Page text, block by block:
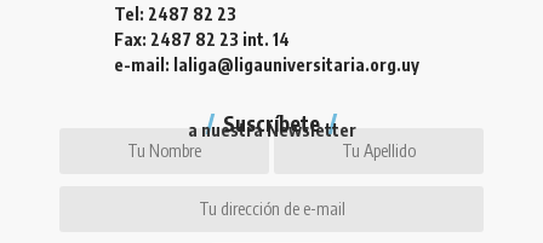
Tel: 2487 82 23
Fax: 2487 82 23 int. 14
e-mail: laliga@ligauniversitaria.org.uy
Suscríbete
a nuestra Newsletter